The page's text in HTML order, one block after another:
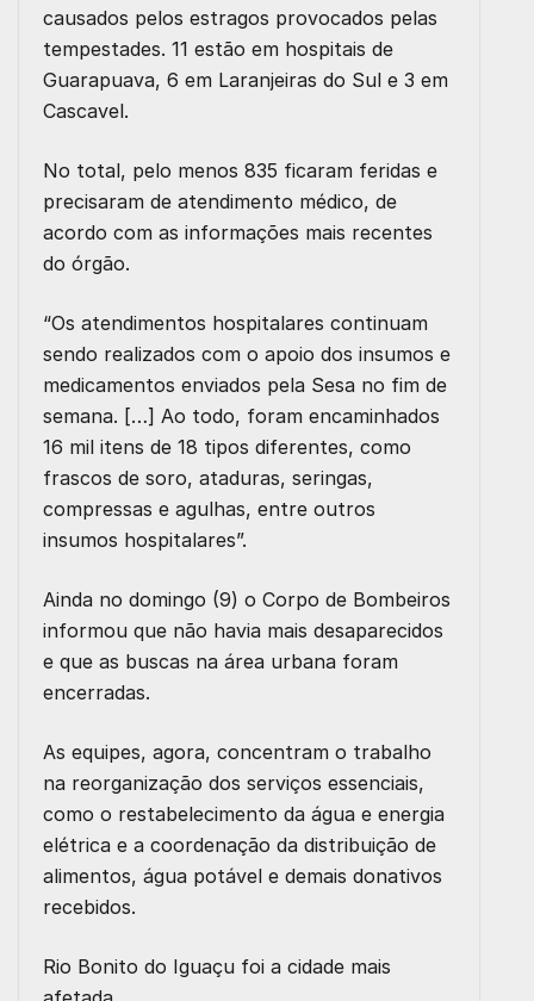
causados pelos estragos provocados pelas
tempestades. 11 estão em hospitais de
Guarapuava, 6 em Laranjeiras do Sul e 3 em
Cascavel.
No total, pelo menos 835 ficaram feridas e
precisaram de atendimento médico, de
acordo com as informações mais recentes
do órgão.
“Os atendimentos hospitalares continuam
sendo realizados com o apoio dos insumos e
medicamentos enviados pela Sesa no fim de
semana. […] Ao todo, foram encaminhados
16 mil itens de 18 tipos diferentes, como
frascos de soro, ataduras, seringas,
compressas e agulhas, entre outros
insumos hospitalares”.
Ainda no domingo (9) o Corpo de Bombeiros
informou que não havia mais desaparecidos
e que as buscas na área urbana foram
encerradas.
As equipes, agora, concentram o trabalho
na reorganização dos serviços essenciais,
como o restabelecimento da água e energia
elétrica e a coordenação da distribuição de
alimentos, água potável e demais donativos
recebidos.
Rio Bonito do Iguaçu foi a cidade mais